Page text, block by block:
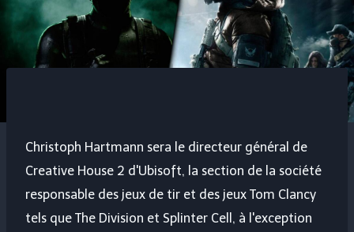
Christoph Hartmann sera le directeur général de
Creative House 2 d'Ubisoft, la section de la société
responsable des jeux de tir et des jeux Tom Clancy
tels que The Division et Splinter Cell, à l'exception